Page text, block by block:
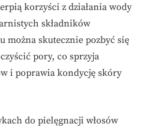
korzyści z działania wody
składników
można skutecznie pozbyć się
pory, co sprzyja
i poprawia kondycję skóry
do pielęgnacji włosów